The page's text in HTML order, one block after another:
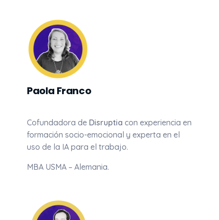
Paola Franco
Cofundadora de Disruptia con experiencia en
formación socio-emocional y experta en el
uso de la IA para el trabajo.
MBA USMA – Alemania.